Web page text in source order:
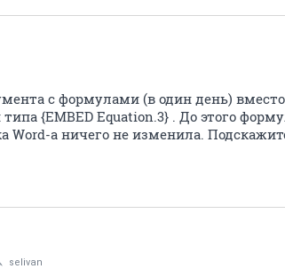
с формулами (в один день)
{EMBED Equation.3} . До этого
Word-а ничего не изменила.
selivan